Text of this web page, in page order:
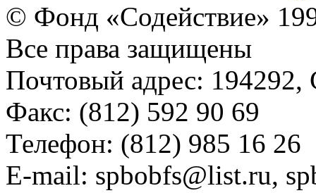
© Фонд «Содействие»
Все права защищены
Почтовый адрес: 194292,
Факс: (812) 592 90 69
Телефон: (812) 985 16 26
E-mail: spbobfs@list.ru,